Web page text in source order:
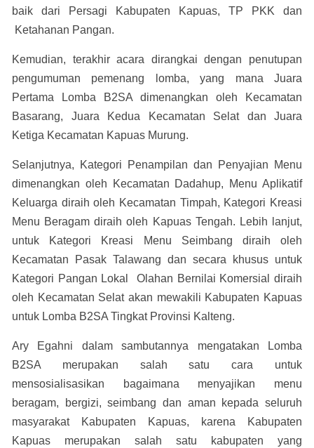
baik dari Persagi Kabupaten Kapuas, TP PKK dan
Ketahanan Pangan.
Kemudian, terakhir acara dirangkai dengan penutupan
pengumuman pemenang lomba, yang mana Juara
Pertama Lomba B2SA dimenangkan oleh Kecamatan
Basarang, Juara Kedua Kecamatan Selat dan Juara
Ketiga Kecamatan Kapuas Murung.
Selanjutnya, Kategori Penampilan dan Penyajian Menu
dimenangkan oleh Kecamatan Dadahup, Menu Aplikatif
Keluarga diraih oleh Kecamatan Timpah, Kategori Kreasi
Menu Beragam diraih oleh Kapuas Tengah. Lebih lanjut,
untuk Kategori Kreasi Menu Seimbang diraih oleh
Kecamatan Pasak Talawang dan secara khusus untuk
Kategori Pangan Lokal Olahan Bernilai Komersial diraih
oleh Kecamatan Selat akan mewakili Kabupaten Kapuas
untuk Lomba B2SA Tingkat Provinsi Kalteng.
Ary Egahni dalam sambutannya mengatakan Lomba
B2SA merupakan salah satu cara untuk
mensosialisasikan bagaimana menyajikan menu
beragam, bergizi, seimbang dan aman kepada seluruh
masyarakat Kabupaten Kapuas, karena Kabupaten
Kapuas merupakan salah satu kabupaten yang